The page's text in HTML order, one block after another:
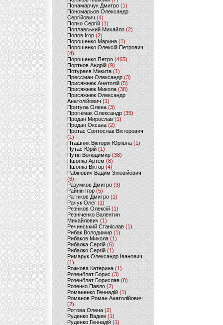
Понамарчук Дмитро (1)
Пономарьов Олександр
Сергійович(4)
Попко Сергій (1)
Поплавський Михайло (2)
Попов Ігор(2)
Порошенко Марина (1)
Порошенко Олексій Петрович
(4)
Порошенко Петро (465)
Портнов Андрій (9)
Потураєв Микита(1)
Прессман Олександр(3)
Присяжнюк Анатолій (5)
Присяжнюк Микола (38)
Присяжнюк Олександр
Анатолійович (1)
Притула Олена (3)
Прогнімак Олександр(35)
Продан Мирослав(1)
Продан Оксана (2)
Протас Святослав Вікторович
(1)
Пташник Вікторія Юріївна (1)
Путас Юрій (1)
Путін Володимир(38)
Пшонка Артем (8)
Пшонка Віктор(4)
Рабінович Вадим Зіновійович
(6)
Разумков Дмитро (3)
Райнін Ігор(5)
Ратніков Дмитро (1)
Рачук Олег (1)
Резніков Олексій(1)
Резніченко Валентин
Михайлович (1)
Речинський Станіслав (1)
Рибак Володимир(1)
Рибаков Микола(1)
Рибалка Сергій (6)
Рибалко Сергій (1)
Римарук Олександр Іванович
(1)
Рожкова Катерина(1)
Розенблат Борис (3)
Розенблат Борислав (8)
Розенко Павло (2)
Романенко Геннадій (1)
Романов Роман Анатолійович
(2)
Ротова Олена(2)
Руденко Вадим (1)
Руденко Геннадій (1)